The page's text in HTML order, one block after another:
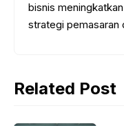
bisnis
strategi pemasaran
Related Post